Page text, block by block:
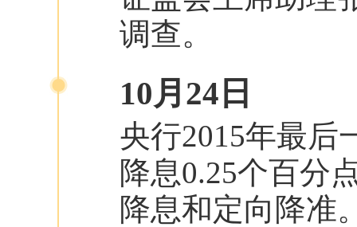
调查。
10月24日
央行2015年最后
降息0.25个百分
降息和定向降准